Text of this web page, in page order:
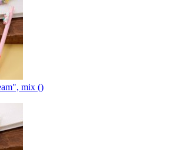
mix ()